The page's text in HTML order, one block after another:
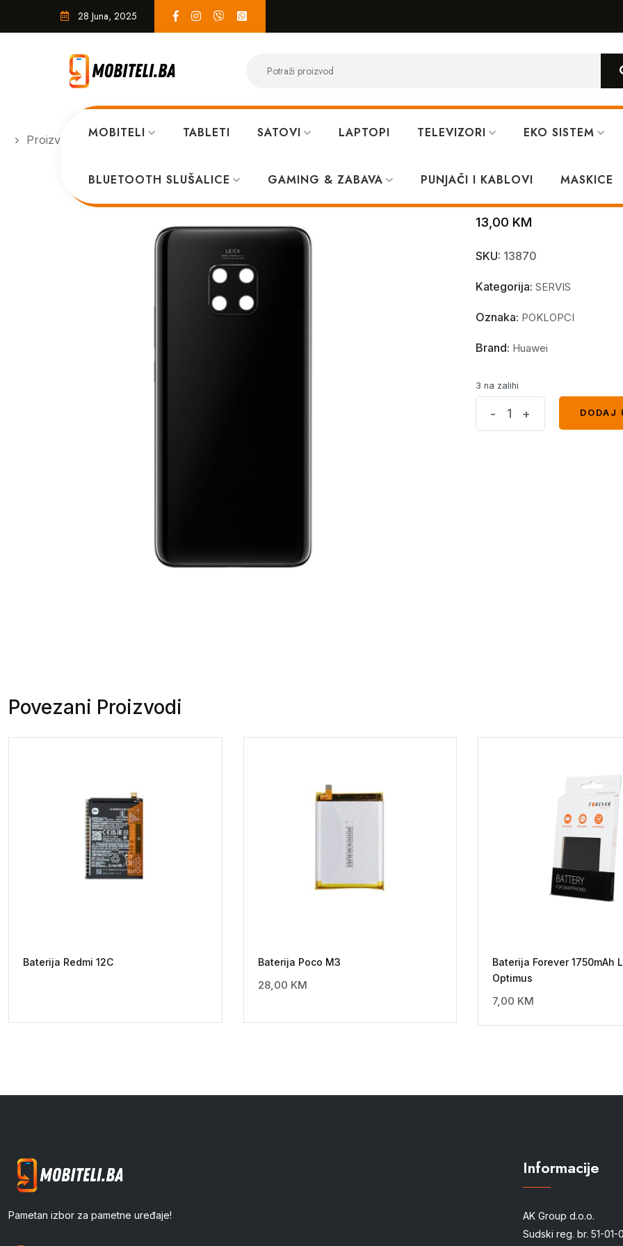
28 Juna, 2025
MOBITELI TABLETI SATOVI LAPTOPI TELEVIZORI EKO SISTEM
BLUETOOTH SLUŠALICE GAMING & ZABAVA PUNJAČI I KABLOVI MASKICE
Proizvodi SERVIS Poklopac Huawei Mate 20 Pro Crni
Poklopac
13,00 KM
SKU: 13870
Kategorija: SERVIS
Oznaka: POKLOPCI
Brand: Huawei
3 na zalihi
- +
DODAJ
Povezani Proizvodi
Baterija Redmi 12C Baterija Poco M3
28,00 KM
Baterija Forever 1750mAh
Optimus
7,00 KM
Pametan izbor za pametne uređaje!
Informacije
AK Group d.o.o.
Sudski reg. br. 51-01-